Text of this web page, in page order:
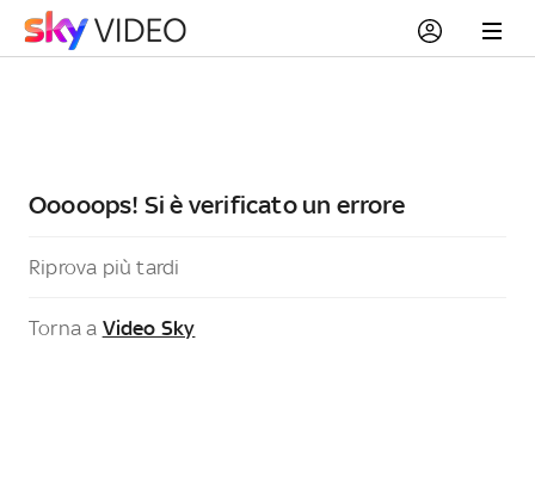
Ooooops! Si è verificato un errore
Riprova più tardi
Torna a Video Sky